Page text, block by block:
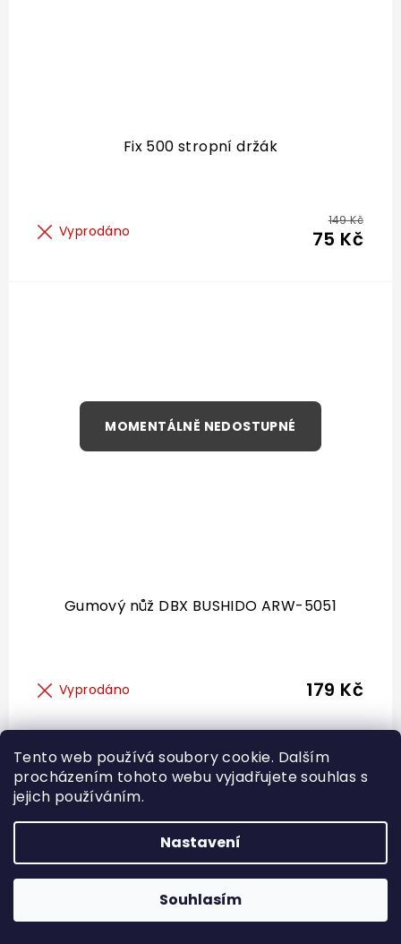
Tento web používá soubory cookie. Dalším
procházením tohoto webu vyjadřujete souhlas s
jejich používáním.
Nastavení
Souhlasím
Fix 500 stropní držák
Vyprodáno
149 Kč
75 Kč
Gumový nůž DBX BUSHIDO ARW-5051
Vyprodáno 179 Kč
40 %
DOPRAVA
ZDARMA